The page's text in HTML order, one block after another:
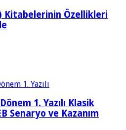
Kitabelerinin Özellikleri
1. Yazılı Klasik
Senaryo ve Kazanım